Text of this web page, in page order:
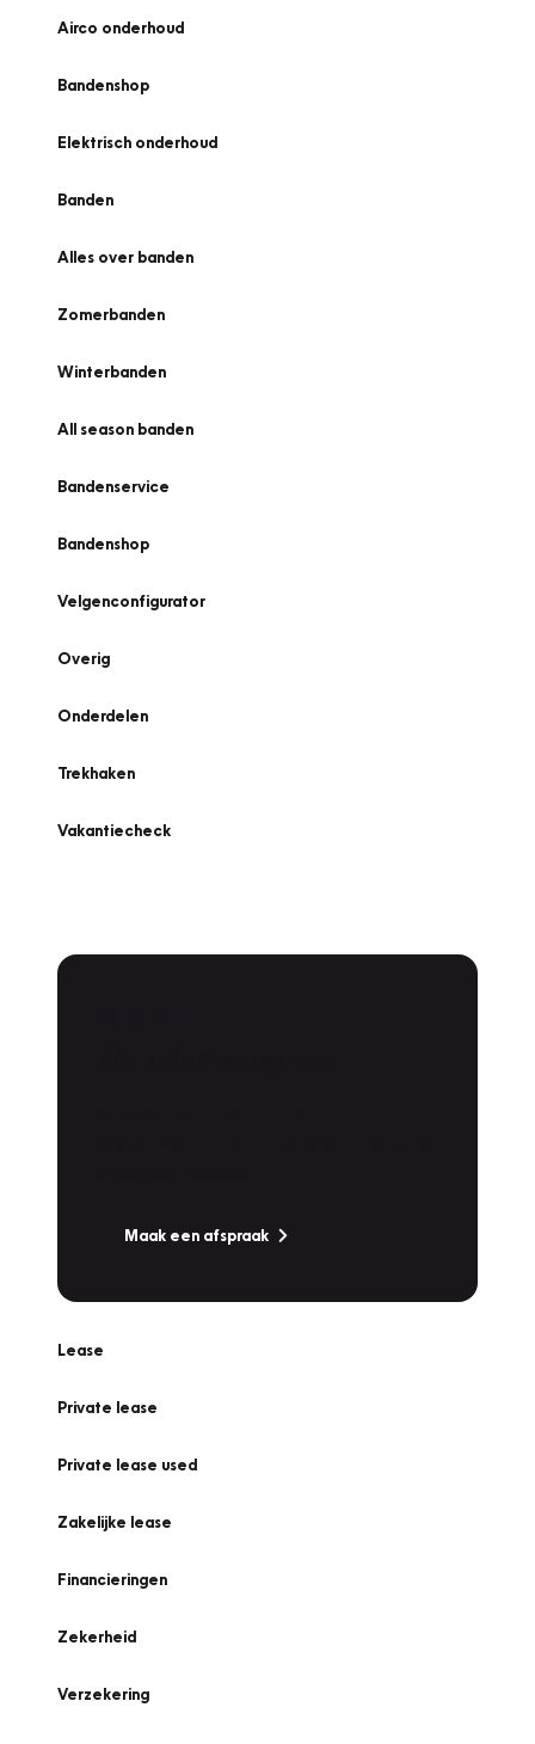
Airco onderhoud
Bandenshop
Elektrisch onderhoud
Banden
Alles over banden
Zomerbanden
Winterbanden
All season banden
Bandenservice
Bandenshop
Velgenconfigurator
Overig
Onderdelen
Trekhaken
Vakantiecheck
Maak een afspraak
Lease
Private lease
Private lease used
Zakelijke lease
Financieringen
Zekerheid
Verzekering